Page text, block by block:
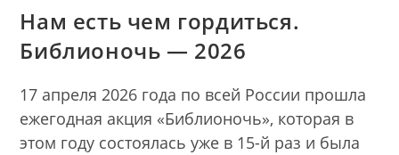
Нам есть чем гордиться.
Библионочь — 2026
17 апреля 2026 года по всей России прошла
ежегодная акция «Библионочь», которая в
этом году состоялась уже в 15-й раз и была